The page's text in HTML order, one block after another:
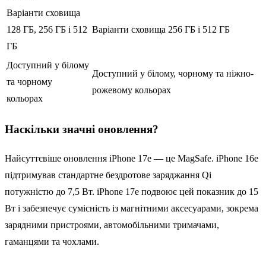
Варіанти сховища
128 ГБ, 256 ГБ і 512
ГБ
Варіанти сховища 256 ГБ і 512 ГБ
Доступний у білому
та чорному
кольорах
Доступний у білому, чорному та ніжно-
рожевому кольорах
Наскільки значні оновлення?
Найсуттєвіше оновлення ‌iPhone 17e‌ — це ‌MagSafe‌. ‌iPhone‌ 16e
підтримував стандартне бездротове заряджання Qi
потужністю до 7,5 Вт. ‌iPhone 17e‌ подвоює цей показник до 15
Вт і забезпечує сумісність із магнітними аксесуарами, зокрема
зарядними пристроями, автомобільними тримачами,
гаманцями та чохлами.